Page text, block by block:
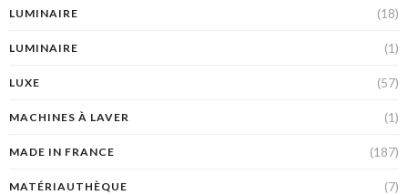
LUMINAIRE (18)
LUMINAIRE (1)
LUXE (57)
MACHINES À LAVER (1)
MADE IN FRANCE (187)
MATÉRIAUTHÈQUE (7)